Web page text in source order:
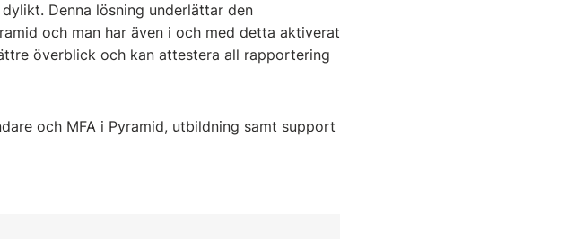
Denna lösning underlättar den
och man har även i och med detta aktiverat
överblick och kan attestera all rapportering
och MFA i Pyramid, utbildning samt support